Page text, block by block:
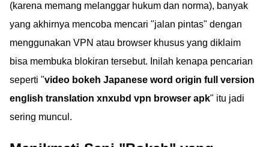
(karena memang melanggar hukum dan norma), banyak
yang akhirnya mencoba mencari "jalan pintas" dengan
menggunakan VPN atau browser khusus yang diklaim
bisa membuka blokiran tersebut. Inilah kenapa pencarian
seperti "video bokeh Japanese word origin full version
english translation xnxubd vpn browser apk" itu jadi
sering muncul.